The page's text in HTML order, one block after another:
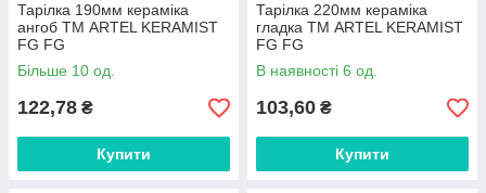
Тарiлка 190мм кераміка
ангоб ТМ ARTEL KERAMIST
FG FG
Більше 10 од.
122,78 ₴
Купити
Тарiлка 220мм кераміка
гладка ТМ ARTEL KERAMIST
FG FG
В наявності 6 од.
103,60 ₴
Купити